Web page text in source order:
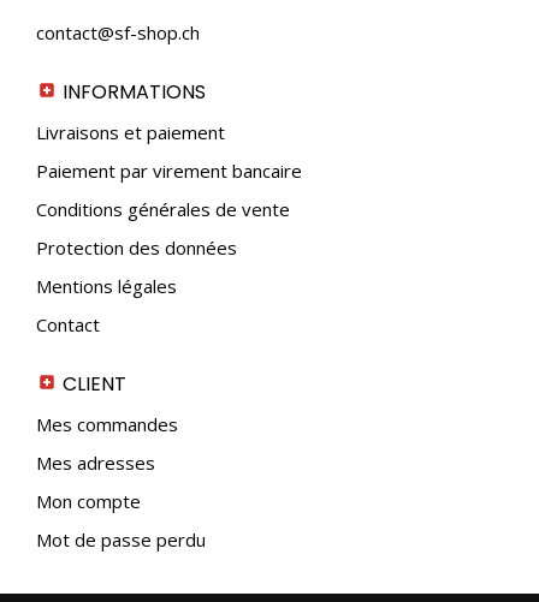
contact@sf-shop.ch
INFORMATIONS
Livraisons et paiement
Paiement par virement bancaire
Conditions générales de vente
Protection des données
Mentions légales
Contact
CLIENT
Mes commandes
Mes adresses
Mon compte
Mot de passe perdu